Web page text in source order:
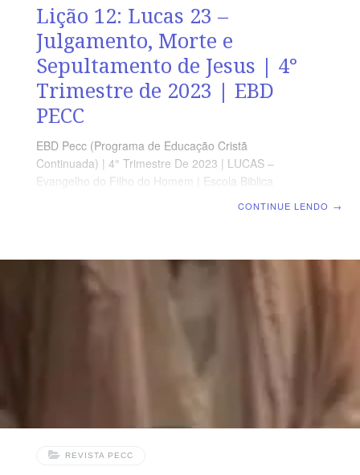
Lição 12: Lucas 23 –
Julgamento, Morte e
Sepultamento de Jesus | 4°
Trimestre de 2023 | EBD
PECC
EBD Pecc (Programa de Educação Cristã
Continuada) | 4° Trimestre De 2023 | LUCAS –
Evangelho do Filho do Homem | Escola Biblica
inclusive o número de páginas. ORIENTAÇÃO
PEDAGÓGICA Em Lucas 23 há 56 versos. Sugerimos
23.44-55 (5 a 7 min.). A revista funciona como guia de
CONTINUE LENDO →
REVISTA PECC